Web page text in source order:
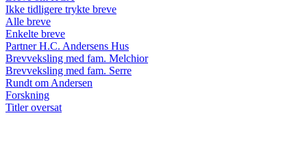
Ikke tidligere trykte breve
Alle breve
Enkelte breve
Partner H.C. Andersens Hus
Brevveksling med fam. Melchior
Brevveksling med fam. Serre
Rundt om Andersen
Forskning
Titler oversat